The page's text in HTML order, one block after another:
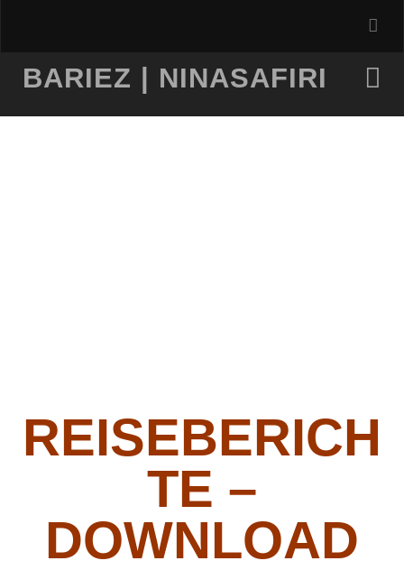
BARIEZ | NINASAFIRI
REISEBERICH
TE –
DOWNLOAD